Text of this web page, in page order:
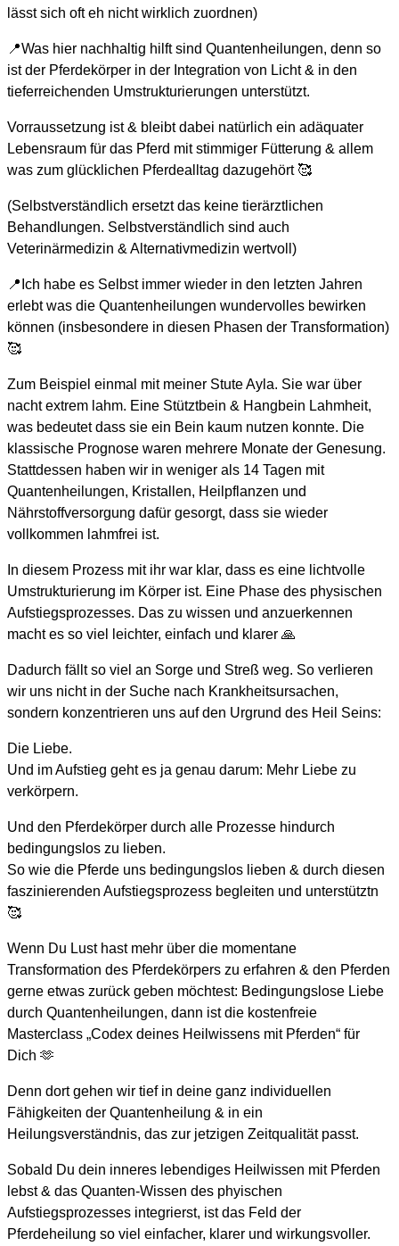
lässt sich oft eh nicht wirklich zuordnen)
📍Was hier nachhaltig hilft sind Quantenheilungen, denn so
ist der Pferdekörper in der Integration von Licht & in den
tieferreichenden Umstrukturierungen unterstützt.
Vorraussetzung ist & bleibt dabei natürlich ein adäquater
Lebensraum für das Pferd mit stimmiger Fütterung & allem
was zum glücklichen Pferdealltag dazugehört 🥰
(Selbstverständlich ersetzt das keine tierärztlichen
Behandlungen. Selbstverständlich sind auch
Veterinärmedizin & Alternativmedizin wertvoll)
📍Ich habe es Selbst immer wieder in den letzten Jahren
erlebt was die Quantenheilungen wundervolles bewirken
können (insbesondere in diesen Phasen der Transformation)
🥰
Zum Beispiel einmal mit meiner Stute Ayla. Sie war über
nacht extrem lahm. Eine Stütztbein & Hangbein Lahmheit,
was bedeutet dass sie ein Bein kaum nutzen konnte. Die
klassische Prognose waren mehrere Monate der Genesung.
Stattdessen haben wir in weniger als 14 Tagen mit
Quantenheilungen, Kristallen, Heilpflanzen und
Nährstoffversorgung dafür gesorgt, dass sie wieder
vollkommen lahmfrei ist.
In diesem Prozess mit ihr war klar, dass es eine lichtvolle
Umstrukturierung im Körper ist. Eine Phase des physischen
Aufstiegsprozesses. Das zu wissen und anzuerkennen
macht es so viel leichter, einfach und klarer 🙏
Dadurch fällt so viel an Sorge und Streß weg. So verlieren
wir uns nicht in der Suche nach Krankheitsursachen,
sondern konzentrieren uns auf den Urgrund des Heil Seins:
Die Liebe.
Und im Aufstieg geht es ja genau darum: Mehr Liebe zu
verkörpern.
Und den Pferdekörper durch alle Prozesse hindurch
bedingungslos zu lieben.
So wie die Pferde uns bedingungslos lieben & durch diesen
faszinierenden Aufstiegsprozess begleiten und unterstütztn
🥰
Wenn Du Lust hast mehr über die momentane
Transformation des Pferdekörpers zu erfahren & den Pferden
gerne etwas zurück geben möchtest: Bedingungslose Liebe
durch Quantenheilungen, dann ist die kostenfreie
Masterclass „Codex deines Heilwissens mit Pferden“ für
Dich 🫶
Denn dort gehen wir tief in deine ganz individuellen
Fähigkeiten der Quantenheilung & in ein
Heilungsverständnis, das zur jetzigen Zeitqualität passt.
Sobald Du dein inneres lebendiges Heilwissen mit Pferden
lebst & das Quanten-Wissen des phyischen
Aufstiegsprozesses integrierst, ist das Feld der
Pferdeheilung so viel einfacher, klarer und wirkungsvoller.